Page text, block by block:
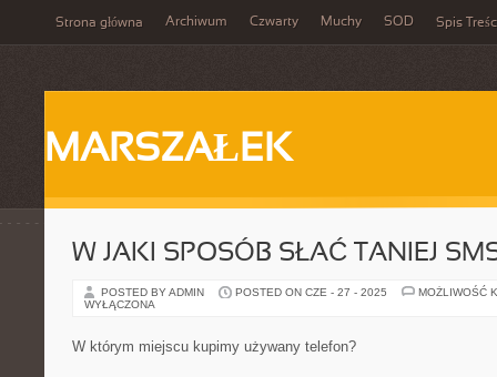
Strona główna Archiwum Czwarty Muchy SOD Spis
MARSZAŁEK
W JAKI SPOSÓB SŁAĆ TANIEJ
POSTED BY ADMIN POSTED ON CZE - 27 - 2025
MOŻLIWOŚĆ
WYŁĄCZONA
W którym miejscu kupimy używany telefon?